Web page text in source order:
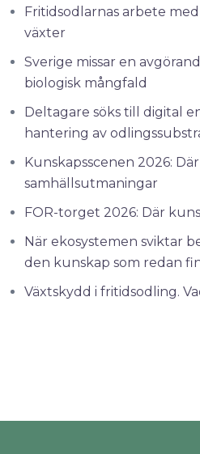
Fritidsodlarnas arbete
växter
Sverige missar en
biologisk mångfald
Deltagare söks till digital
hantering av
Kunskapsscenen 2026:
samhällsutmaningar
FOR-torget 2026: Där
När ekosystemen sviktar
den kunskap som redan
Växtskydd i fritidsodling.